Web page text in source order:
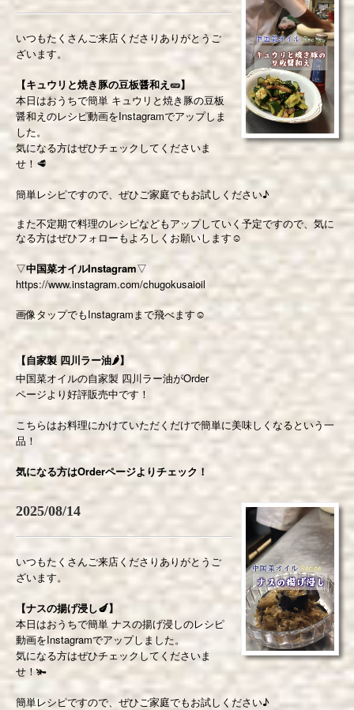
いつもたくさんご来店くださりありがとうご
ざいます。
【キュウリと焼き豚の豆板醤和え🥒】
本日はおうちで簡単 キュウリと焼き豚の豆板
醤和えのレシピ動画をInstagramでアップしま
した。
気になる方はぜひチェックしてくださいま
せ！🥩
簡単レシピですので、ぜひご家庭でもお試しください♪
また不定期で料理のレシピなどもアップしていく予定ですので、気に
なる方はぜひフォローもよろしくお願いします ☺️
▽中国菜オイルInstagram▽
https://www.instagram.com/chugokusaioil
画像タップでもInstagramまで飛べます☺️
【自家製 四川ラー油🌶】
中国菜オイルの自家製 四川ラー油がOrder
ページより好評販売中です！
こちらはお料理にかけていただくだけで簡単に美味しくなるという一
品！
気になる方はOrderページよりチェック！
2025/08/14
いつもたくさんご来店くださりありがとうご
ざいます。
【ナスの揚げ浸し🍆】
本日はおうちで簡単 ナスの揚げ浸しのレシピ
動画をInstagramでアップしました。
気になる方はぜひチェックしてくださいま
せ！🫚
簡単レシピですので、ぜひご家庭でもお試しください♪